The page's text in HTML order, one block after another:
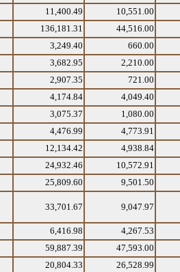
11,400.49 10,551.00
136,181.31 44,516.00
3,249.40 660.00
3,682.95 2,210.00
2,907.35 721.00
4,174.84 4,049.40
3,075.37 1,080.00
4,476.99 4,773.91
12,134.42 4,938.84
24,932.46 10,572.91
25,809.60 9,501.50
33,701.67 9,047.97
6,416.98 4,267.53
59,887.39 47,593.00
20,804.33 26,528.99